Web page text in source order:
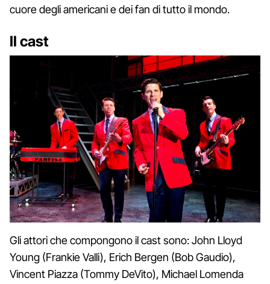
cuore degli americani e dei fan di tutto il mondo.
Il cast
Gli attori che compongono il cast sono: John Lloyd
Young (Frankie Valli), Erich Bergen (Bob Gaudio),
Vincent Piazza (Tommy DeVito), Michael Lomenda